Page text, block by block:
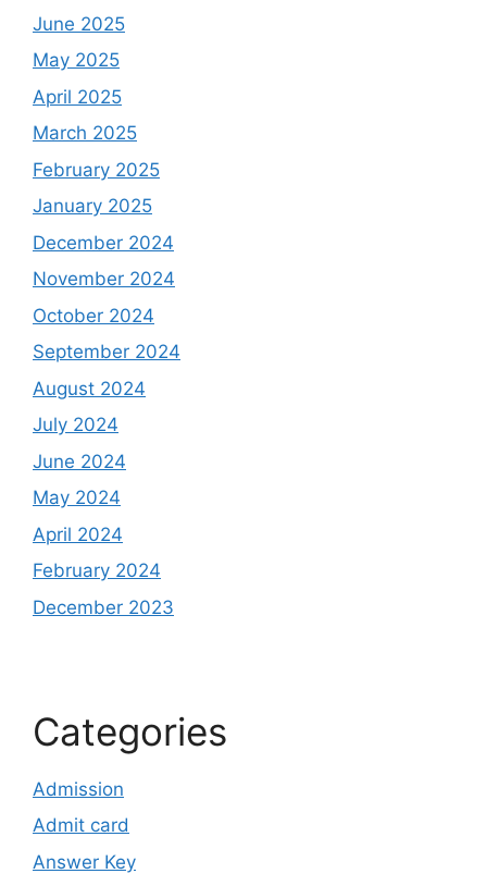
June 2025
May 2025
April 2025
March 2025
February 2025
January 2025
December 2024
November 2024
October 2024
September 2024
August 2024
July 2024
June 2024
May 2024
April 2024
February 2024
December 2023
Categories
Admission
Admit card
Answer Key